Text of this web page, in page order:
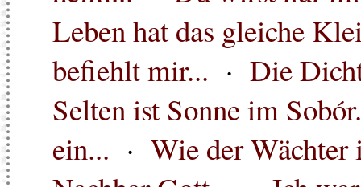
Leben hat das gleiche
befiehlt mir... · Die
Selten ist Sonne im
ein... · Wie der Wächter